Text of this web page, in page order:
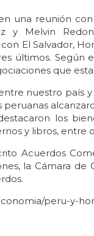
una reunión
y Melvin
El Salvador,
últimos. Según
que
nuestro país y
los
y libros, entre
Acuerdos
la Cámara
peru-y-